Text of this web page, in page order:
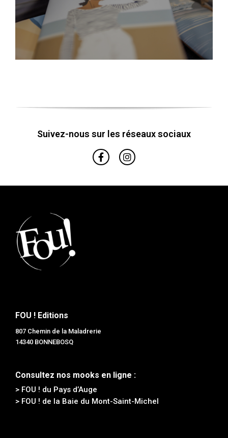
Suivez-nous sur les réseaux sociaux
FOU ! Editions
807 Chemin de la Maladrerie
14340 BONNEBOSQ
Consultez nos mooks en ligne :
> FOU ! du Pays d’Auge
> FOU ! de la Baie du Mont-Saint-Michel